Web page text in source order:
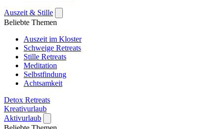
Auszeit & Stille
Beliebte Themen
Auszeit im Kloster
Schweige Retreats
Stille Retreats
Meditation
Selbstfindung
Achtsamkeit
Detox Retreats
Kreativurlaub
Aktivurlaub